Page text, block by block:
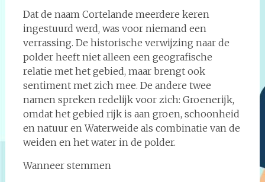
Dat de naam Cortelande meerdere keren
ingestuurd werd, was voor niemand een
verrassing. De historische verwijzing naar de
polder heeft niet alleen een geografische
relatie met het gebied, maar brengt ook
sentiment met zich mee. De andere twee
namen spreken redelijk voor zich: Groenerijk,
omdat het gebied rijk is aan groen, schoonheid
en natuur en Waterweide als combinatie van de
weiden en het water in de polder.
Wanneer stemmen